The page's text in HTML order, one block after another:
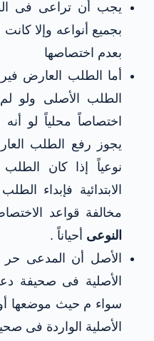
يجب أن تراعى فى
بجميع أنواعه وإلا
بعدم اختصاصها
أما الطلب العارض
الطلب الأصلى ولو
اختصاصاً محلياً لو
يجوز رفع الطلب
نوعياً إذا كان
الابتدائية فإبداء
مخالفة قواعد
النوعى أحياناً .
الأصل أن المدعى حر
الأصلية فى صحيفة
سواء م حيث موضعها أو
الأصلية الواردة فى